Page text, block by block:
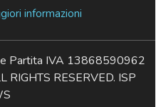
informazioni
Partita IVA 13868590962
RESERVED. ISP